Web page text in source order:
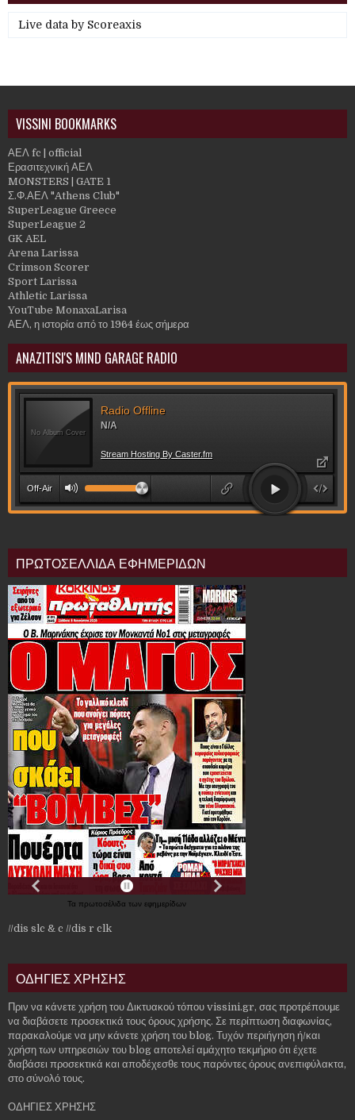
Live data by Scoreaxis
VISSINI BOOKMARKS
ΑΕΛ fc | official
Ερασιτεχνική ΑΕΛ
MONSTERS | GATE 1
Σ.Φ.ΑΕΛ "Athens Club"
SuperLeague Greece
SuperLeague 2
GK AEL
Arena Larissa
Crimson Scorer
Sport Larissa
Athletic Larissa
YouTube MonaxaLarisa
ΑΕΛ, η ιστορία από το 1964 έως σήμερα
ANAZITISI'S MIND GARAGE RADIO
ΠΡΩΤΟΣΕΛΛΙΔΑ ΕΦΗΜΕΡΙΔΩΝ
Τα πρωτοσέλιδα των εφημερίδων
//dis slc & c //dis r clk
ΟΔΗΓΙΕΣ ΧΡΗΣΗΣ
Πριν να κάνετε χρήση του Δικτυακού τόπου vissini.gr, σας προτρέπουμε
να διαβάσετε προσεκτικά τους όρους χρήσης. Σε περίπτωση διαφωνίας,
παρακαλούμε να μην κάνετε χρήση του blog. Τυχόν περιήγηση ή/και
χρήση των υπηρεσιών του blog αποτελεί αμάχητο τεκμήριο ότι έχετε
διαβάσει προσεκτικά και αποδέχεσθε τους παρόντες όρους ανεπιφύλακτα,
στο σύνολό τους.
ΟΔΗΓΙΕΣ ΧΡΗΣΗΣ